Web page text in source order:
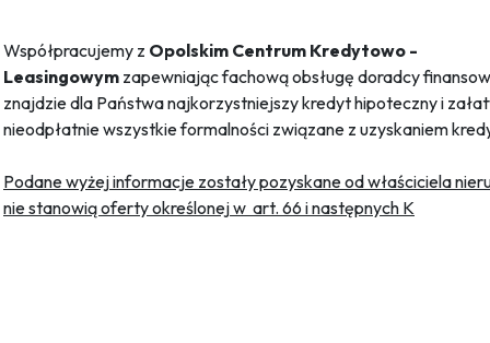
Współpracujemy z Opolskim Centrum Kredytowo -
Leasingowym zapewniając fachową obsługę doradcy
znajdzie dla Państwa najkorzystniejszy kredyt hipoteczny i
nieodpłatnie wszystkie formalności związane z uzyskaniem
Podane wyżej informacje zostały pozyskane od właściciela
nie stanowią oferty określonej w art. 66 i następnych K